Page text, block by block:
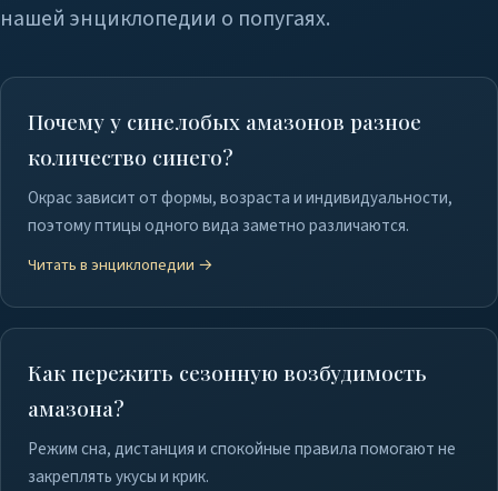
нашей энциклопедии о попугаях.
Почему у синелобых амазонов разное
количество синего?
Окрас зависит от формы, возраста и индивидуальности,
поэтому птицы одного вида заметно различаются.
Читать в энциклопедии →
Как пережить сезонную возбудимость
амазона?
Режим сна, дистанция и спокойные правила помогают не
закреплять укусы и крик.